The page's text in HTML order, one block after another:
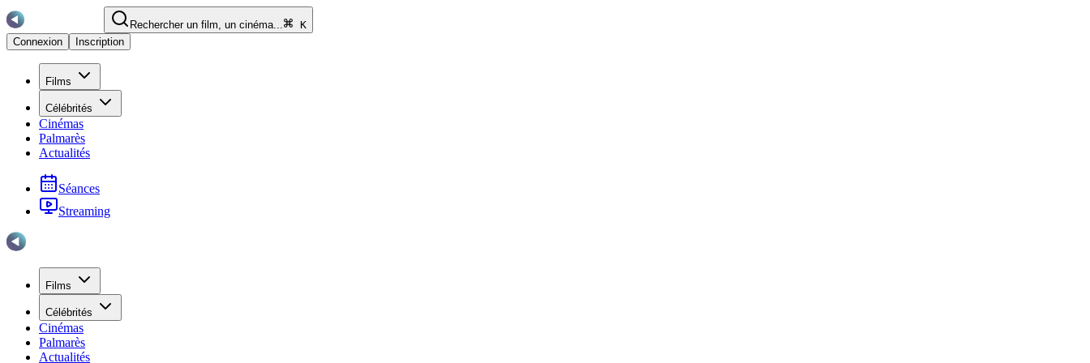
Rechercher un film, un cinéma...
K
Connexion
Inscription
Films
Célébrités
Cinémas
Palmarès
Actualités
Séances
Streaming
Films
Célébrités
Cinémas
Palmarès
Actualités